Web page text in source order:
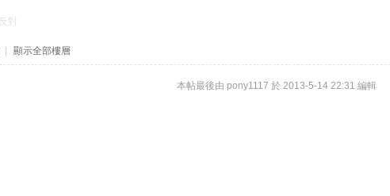
反對
顯示全部樓層
本帖最後由 pony1117 於 2013-5-14 22:31 編輯